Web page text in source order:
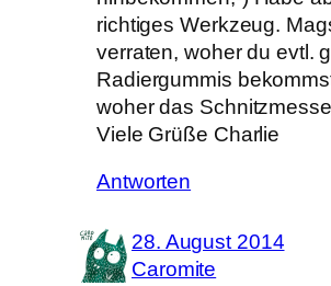
richtiges Werkzeug.
verraten, woher du evtl.
Radiergummis
woher das
Viele Grüße Charlie
Antworten
28. August 2014
Caromite